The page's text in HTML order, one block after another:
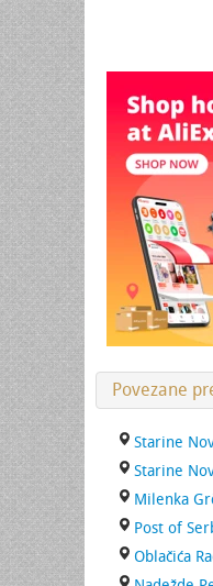
Povezane
Starine
Starine
Milenka
Post of
Oblačića